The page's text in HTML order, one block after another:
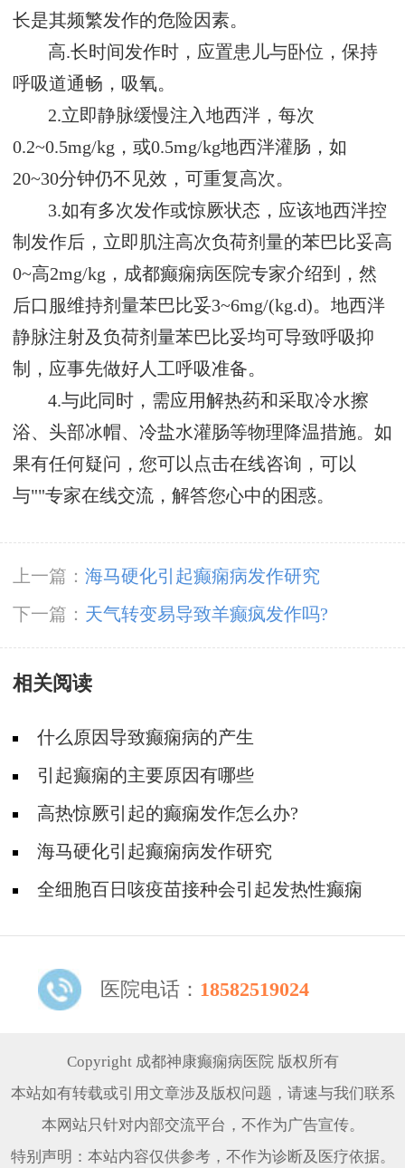
长是其频繁发作的危险因素。
高.长时间发作时，应置患儿与卧位，保持
呼吸道通畅，吸氧。
2.立即静脉缓慢注入地西泮，每次
0.2~0.5mg/kg，或0.5mg/kg地西泮灌肠，如
20~30分钟仍不见效，可重复高次。
3.如有多次发作或惊厥状态，应该地西泮控
制发作后，立即肌注高次负荷剂量的苯巴比妥高
0~高2mg/kg，成都癫痫病医院专家介绍到，然
后口服维持剂量苯巴比妥3~6mg/(kg.d)。地西泮
静脉注射及负荷剂量苯巴比妥均可导致呼吸抑
制，应事先做好人工呼吸准备。
4.与此同时，需应用解热药和采取冷水擦
浴、头部冰帽、冷盐水灌肠等物理降温措施。如
果有任何疑问，您可以点击在线咨询，可以
与""专家在线交流，解答您心中的困惑。
上一篇： 海马硬化引起癫痫病发作研究
下一篇： 天气转变易导致羊癫疯发作吗?
相关阅读
什么原因导致癫痫病的产生
引起癫痫的主要原因有哪些
高热惊厥引起的癫痫发作怎么办?
海马硬化引起癫痫病发作研究
全细胞百日咳疫苗接种会引起发热性癫痫
医院电话： 18582519024
Copyright 成都神康癫痫病医院 版权所有
本站如有转载或引用文章涉及版权问题，请速与我们联系
本网站只针对内部交流平台，不作为广告宣传。
特别声明：本站内容仅供参考，不作为诊断及医疗依据。